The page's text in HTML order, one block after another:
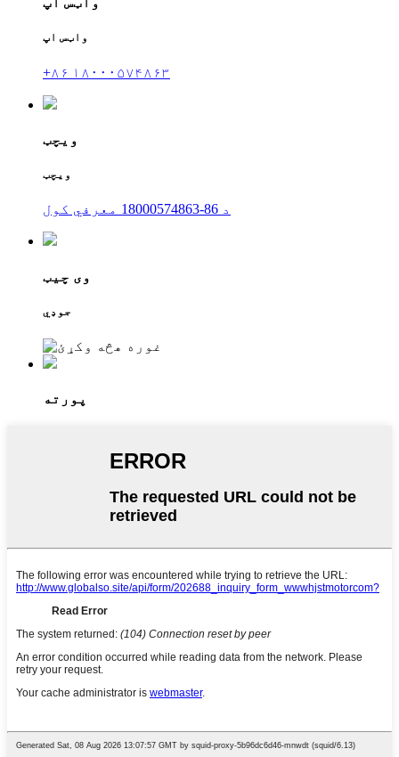
واټس اپ
+۸۶ ۱۸۰۰۰۵۷۴۸۶۳
ویچټ
ویچټ
د 86-18000574863 معرفي کول
وی چیټ
جوډي
پورته